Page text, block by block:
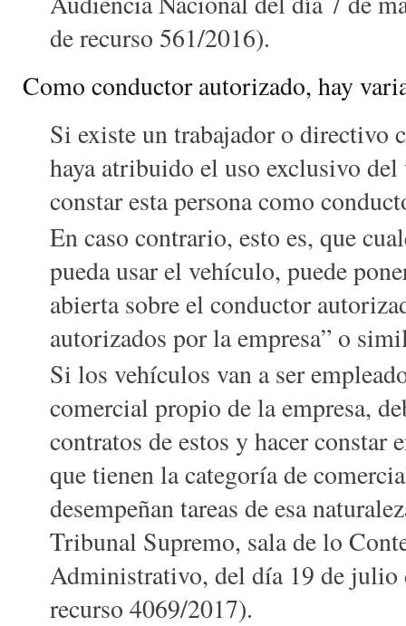
de recurso 561/2016).
Como conductor autorizado, hay
Si existe un trabajador o directivo
haya atribuido el uso exclusivo
constar esta persona como
En caso contrario, esto es, que
pueda usar el vehículo, puede
abierta sobre el conductor
autorizados por la empresa” o
Si los vehículos van a ser
comercial propio de la empresa,
contratos de estos y hacer constar
que tienen la categoría de
desempeñan tareas de esa
Tribunal Supremo, sala de lo
Administrativo, del día 19 de julio
recurso 4069/2017).